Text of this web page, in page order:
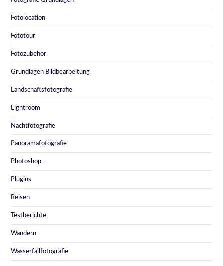
Fotolocation
Fototour
Fotozubehör
Grundlagen Bildbearbeitung
Landschaftsfotografie
Lightroom
Nachtfotografie
Panoramafotografie
Photoshop
Plugins
Reisen
Testberichte
Wandern
Wasserfallfotografie